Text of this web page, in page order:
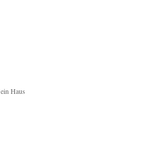
Haus